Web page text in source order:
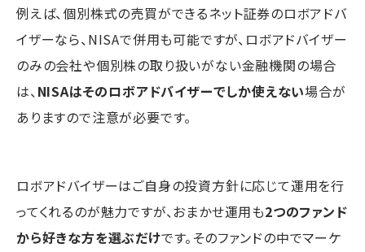
例えば、個別株式の売買ができるネット証券のロボアドバ
イザーなら、NISAで併用も可能ですが、ロボアドバイザー
のみの会社や個別株の取り扱いがない金融機関の場合
は、NISAはそのロボアドバイザーでしか使えない場合が
ありますので注意が必要です。
ロボアドバイザーはご自身の投資方針に応じて運用を行
ってくれるのが魅力ですが、おまかせ運用も2つのファンド
から好きな方を選ぶだけです。そのファンドの中でマーケ